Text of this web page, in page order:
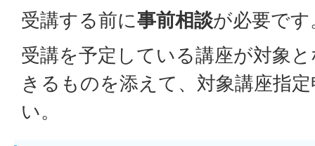
受講する前に事前相談が必要です
受講を予定している講座が対象
きるものを添えて、対象講座指
い。